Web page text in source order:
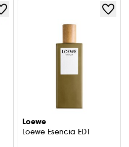
Loewe
Loewe Esencia EDT